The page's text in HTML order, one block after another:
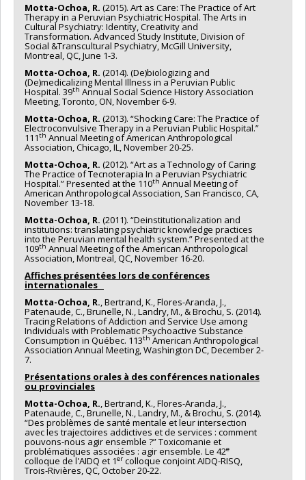
Motta-Ochoa, R. (2015). Art as Care: The Practice of Art
Therapy in a Peruvian Psychiatric Hospital. The Arts in
Cultural Psychiatry: Identity, Creativity and
Transformation. Advanced Study Institute, Division of
Social &Transcultural Psychiatry, McGill University,
Montreal, QC, June 1-3.
Motta-Ochoa, R. (2014). (De)biologizing and
(De)medicalizing Mental Illness in a Peruvian Public
Hospital. 39th Annual Social Science History Association
Meeting, Toronto, ON, November 6-9.
Motta-Ochoa, R. (2013). “Shocking Care: The Practice of
Electroconvulsive Therapy in a Peruvian Public Hospital.”
111th Annual Meeting of American Anthropological
Association, Chicago, IL, November 20-25.
Motta-Ochoa, R. (2012). “Art as a Technology of Caring:
The Practice of Tecnoterapia In a Peruvian Psychiatric
Hospital.” Presented at the 110th Annual Meeting of
American Anthropological Association, San Francisco, CA,
November 13-18.
Motta-Ochoa, R. (2011). “Deinstitutionalization and
institutions: translating psychiatric knowledge practices
into the Peruvian mental health system.” Presented at the
109th Annual Meeting of the American Anthropological
Association, Montreal, QC, November 16-20.
Affiches présentées lors de conférences
internationales
Motta-Ochoa, R., Bertrand, K., Flores-Aranda, J.,
Patenaude, C., Brunelle, N., Landry, M., & Brochu, S. (2014).
Tracing Relations of Addiction and Service Use among
Individuals with Problematic Psychoactive Substance
Consumption in Québec. 113th American Anthropological
Association Annual Meeting, Washington DC, December 2-
7.
Présentations orales à des conférences nationales
ou provinciales
Motta-Ochoa, R., Bertrand, K., Flores-Aranda, J.,
Patenaude, C., Brunelle, N., Landry, M., & Brochu, S. (2014).
“Des problèmes de santé mentale et leur intersection
avec les trajectoires addictives et de services : comment
pouvons-nous agir ensemble ?” Toxicomanie et
problématiques associées : agir ensemble. Le 42e
colloque de l'AIDQ et 1er colloque conjoint AIDQ-RISQ,
Trois-Rivières, QC, October 20-22.